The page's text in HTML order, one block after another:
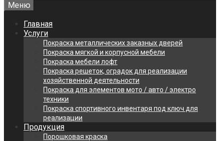
Меню
Главная
Услуги
Покраска металлических заказных дверей
Покраска мягкой и корпусной мебели
Покраска мебели лофт
Покраска решеток, оградок для реализации
хозяйственной деятельности
Покраска для элементов мото / авто / электро
техники
Покраска спортивного инвентаря под ключ для
реализации
Продукция
Порошковая краска